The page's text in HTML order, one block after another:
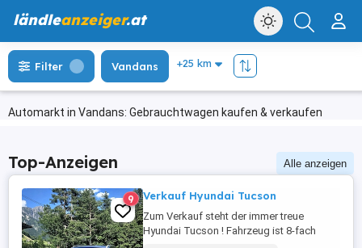
ländleanzeiger.at
Automarkt in Vandans: Gebrauchtwagen kaufen & verkaufen
Filter Vandans
Top-Anzeigen Alle anzeigen
9 Verkauf Hyundai Tucson
Zum Verkauf steht der immer treue
Hyundai Tucson ! Fahrzeug ist 8-fach